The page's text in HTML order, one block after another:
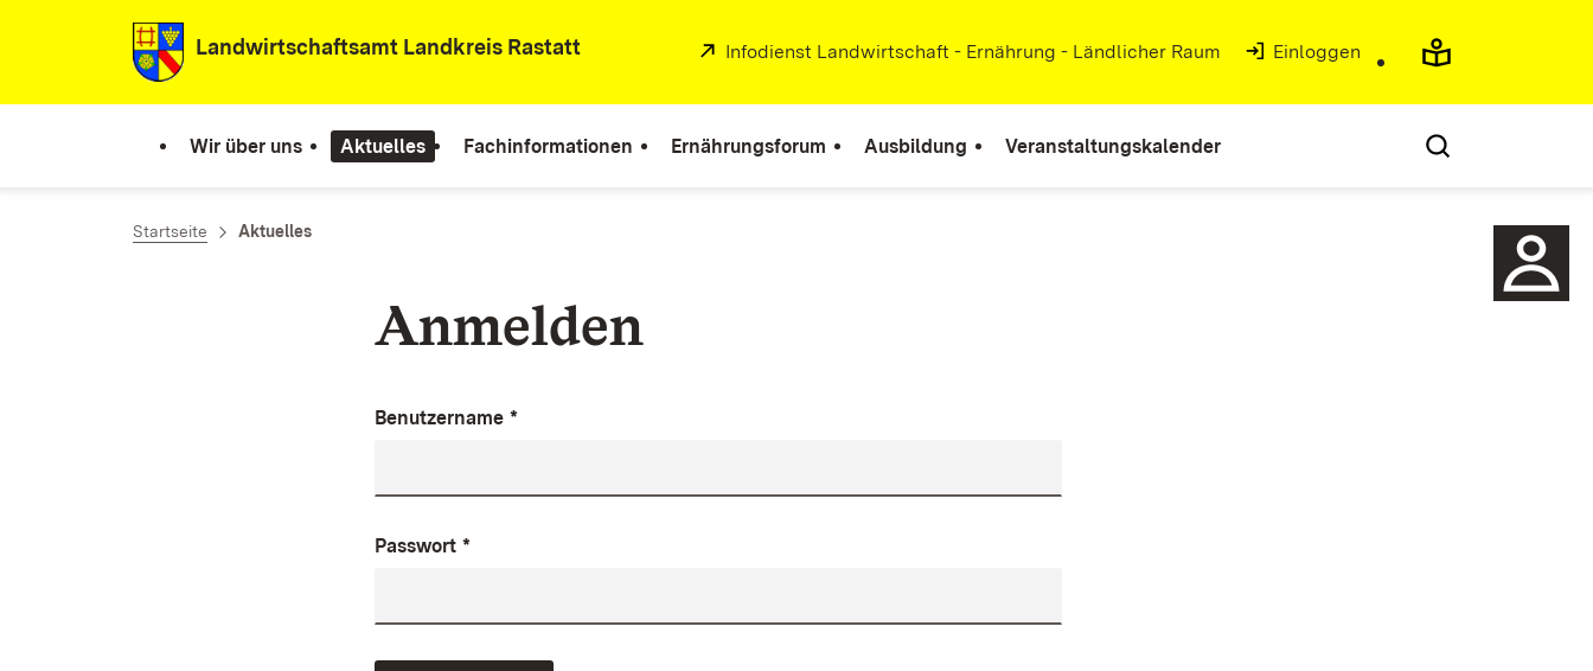
Zum Inhalt springenLandwirtschaftsamt Landkreis Rastatt Extern:
Infodienst Landwirtschaft - Ernährung - Ländlicher Raum (Öffnet in neuem Fenster)
Einloggen
Wir über uns Aktuelles Fachinformationen Ernährungsforum Ausbildung Veranstaltungskalender
Startseite Aktuelles
Anmelden
Benutzername *
Passwort *